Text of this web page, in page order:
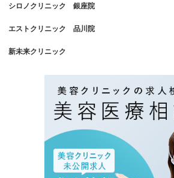
シロノクリニック 銀座院
エストクリニック 品川院
新未来クリニック